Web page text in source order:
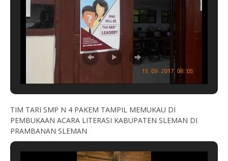
TIM TARI SMP N 4 PAKEM TAMPIL MEMUKAU DI
PEMBUKAAN ACARA LITERASI KABUPATEN SLEMAN DI
PRAMBANAN SLEMAN